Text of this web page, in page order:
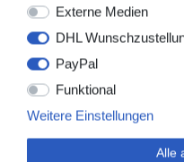
Produkteigenschaften:
Sauerstoffbrille für
Gekrümmter Ansatz
Zur kontinuierlichen
Nasenatmung
Komfortabler Sitz
Externe Medien
DHL
PayPal
Funktional
Weitere Einstellungen
Alle